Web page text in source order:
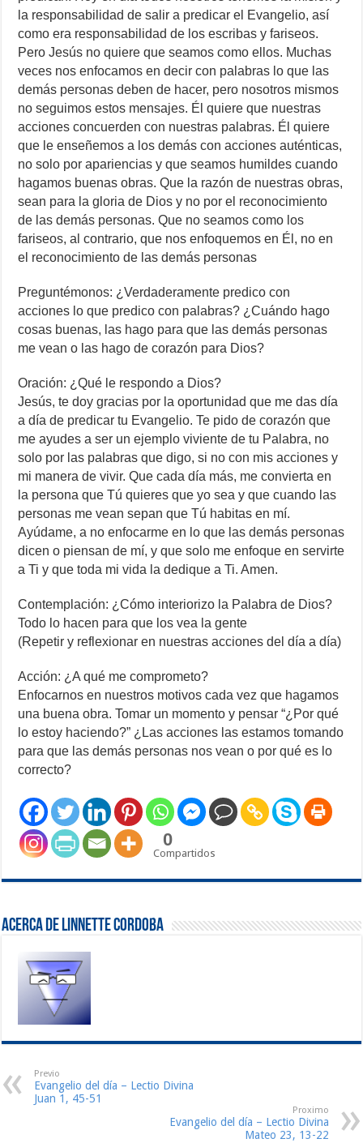
la responsabilidad de salir a predicar el Evangelio, así
como era responsabilidad de los escribas y fariseos.
Pero Jesús no quiere que seamos como ellos. Muchas
veces nos enfocamos en decir con palabras lo que las
demás personas deben de hacer, pero nosotros mismos
no seguimos estos mensajes. Él quiere que nuestras
acciones concuerden con nuestras palabras. Él quiere
que le enseñemos a los demás con acciones auténticas,
no solo por apariencias y que seamos humildes cuando
hagamos buenas obras. Que la razón de nuestras obras,
sean para la gloria de Dios y no por el reconocimiento
de las demás personas. Que no seamos como los
fariseos, al contrario, que nos enfoquemos en Él, no en
el reconocimiento de las demás personas
Preguntémonos: ¿Verdaderamente predico con
acciones lo que predico con palabras? ¿Cuándo hago
cosas buenas, las hago para que las demás personas
me vean o las hago de corazón para Dios?
Oración: ¿Qué le respondo a Dios?
Jesús, te doy gracias por la oportunidad que me das día
a día de predicar tu Evangelio. Te pido de corazón que
me ayudes a ser un ejemplo viviente de tu Palabra, no
solo por las palabras que digo, si no con mis acciones y
mi manera de vivir. Que cada día más, me convierta en
la persona que Tú quieres que yo sea y que cuando las
personas me vean sepan que Tú habitas en mí.
Ayúdame, a no enfocarme en lo que las demás personas
dicen o piensan de mí, y que solo me enfoque en servirte
a Ti y que toda mi vida la dedique a Ti. Amen.
Contemplación: ¿Cómo interiorizo la Palabra de Dios?
Todo lo hacen para que los vea la gente
(Repetir y reflexionar en nuestras acciones del día a día)
Acción: ¿A qué me comprometo?
Enfocarnos en nuestros motivos cada vez que hagamos
una buena obra. Tomar un momento y pensar “¿Por qué
lo estoy haciendo?” ¿Las acciones las estamos tomando
para que las demás personas nos vean o por qué es lo
correcto?
0
Compartidos
Acerca de Linnette Cordoba
Previo
Evangelio del día – Lectio Divina
Juan 1, 45-51
Proximo
Evangelio del día – Lectio Divina
Mateo 23, 13-22